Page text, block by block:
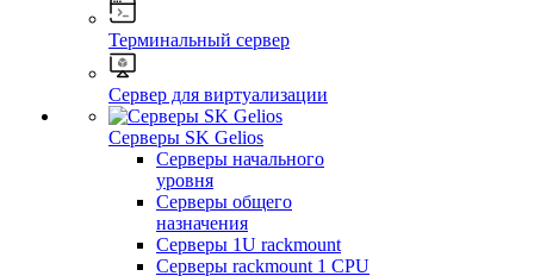
Терминальный сервер
Сервер для виртуализации
Серверы SK Gelios
Серверы начального
уровня
Серверы общего
назначения
Серверы 1U rackmount
Серверы rackmount 1 CPU